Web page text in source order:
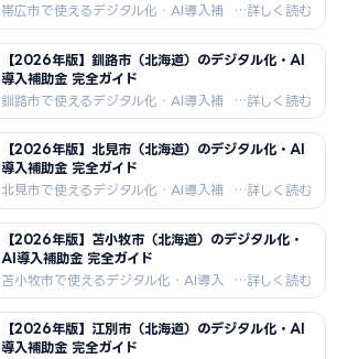
芸・観光・水産加工・食品加工向けDX
補助金情報。
帯広市で使えるデジタル化・AI導入補
助金を徹底解説。IT導入補助金・もの
づくり補助金・市独自補助金の申請方
法・採択事例・支援機関情報を2026
年最新版でお届けします。農業・畜
産・食品加工・農機製造向けDX補助金
情報。
【2026年版】釧路市（北海道）のデジタル化・AI
導入補助金 完全ガイド
釧路市で使えるデジタル化・AI導入補
助金を徹底解説。IT導入補助金・もの
づくり補助金・市独自補助金の申請方
法・採択事例・支援機関情報を2026
年最新版でお届けします。水産加工・
製紙・石炭・観光向けDX補助金情報。
【2026年版】北見市（北海道）のデジタル化・AI
導入補助金 完全ガイド
北見市で使えるデジタル化・AI導入補
助金を徹底解説。IT導入補助金・もの
づくり補助金・市独自補助金の申請方
法・採択事例・支援機関情報を2026
年最新版でお届けします。農業（玉ね
ぎ）・畜産・食品加工・医療福祉向け
DX補助金情報。
【2026年版】苫小牧市（北海道）のデジタル化・
AI導入補助金 完全ガイド
苫小牧市で使えるデジタル化・AI導入
補助金を徹底解説。IT導入補助金・も
のづくり補助金・市独自補助金の申請
方法・採択事例・支援機関情報を
2026年最新版でお届けします。製紙・
【2026年版】江別市（北海道）のデジタル化・AI
導入補助金 完全ガイド